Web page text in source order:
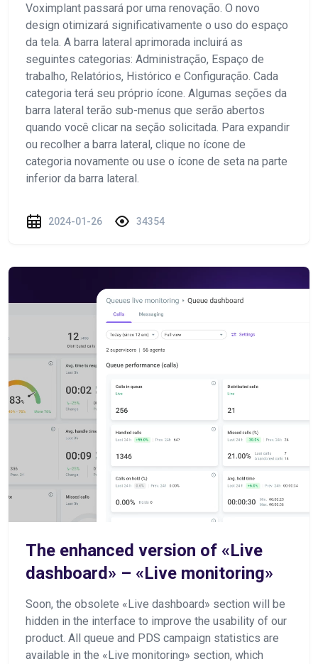
Voximplant passará por uma renovação. O novo
design otimizará significativamente o uso do espaço
da tela. A barra lateral aprimorada incluirá as
seguintes categorias: Administração, Espaço de
trabalho, Relatórios, Histórico e Configuração. Cada
categoria terá seu próprio ícone. Algumas seções da
barra lateral terão sub-menus que serão abertos
quando você clicar na seção solicitada. Para expandir
ou recolher a barra lateral, clique no ícone de
categoria novamente ou use o ícone de seta na parte
inferior da barra lateral.
2024-01-26 34354
The enhanced version of «Live
dashboard» – «Live monitoring»
Soon, the obsolete «Live dashboard» section will be
hidden in the interface to improve the usability of our
product. All queue and PDS campaign statistics are
available in the «Live monitoring» section, which